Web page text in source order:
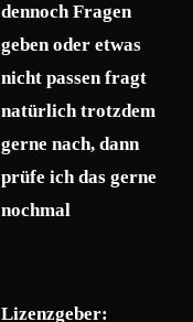
dennoch Fragen
geben oder etwas
nicht passen fragt
natürlich trotzdem
gerne nach, dann
prüfe ich das gerne
nochmal
Lizenzgeber: